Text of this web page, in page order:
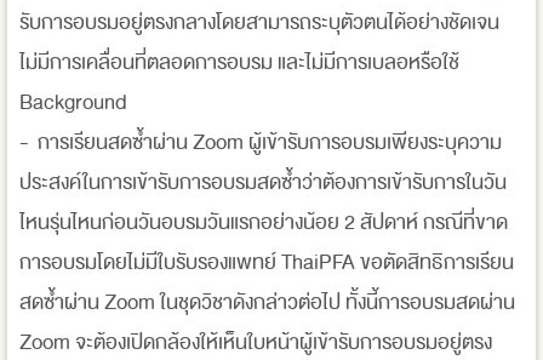
รับการอบรมอยู่ตรงกลางโดยสามารถระบุตัวตนได้อย่างชัดเจน
ไม่มีการเคลื่อนที่ตลอดการอบรม และไม่มีการเบลอหรือใช้
Background
- การเรียนสดซ้ำผ่าน Zoom ผู้เข้ารับการอบรมเพียงระบุความ
ประสงค์ในการเข้ารับการอบรมสดซ้ำว่าต้องการเข้ารับการในวัน
ไหนรุ่นไหนก่อนวันอบรมวันแรกอย่างน้อย 2 สัปดาห์ กรณีที่ขาด
การอบรมโดยไม่มีใบรับรองแพทย์ ThaiPFA ขอตัดสิทธิการเรียน
สดซ้ำผ่าน Zoom ในชุดวิชาดังกล่าวต่อไป ทั้งนี้การอบรมสดผ่าน
Zoom จะต้องเปิดกล้องให้เห็นใบหน้าผู้เข้ารับการอบรมอยู่ตรง